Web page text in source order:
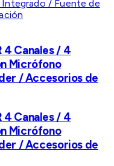
4 Canales / 4
Micrófono
/ Accesorios de
4 Canales / 4
Micrófono
/ Accesorios de